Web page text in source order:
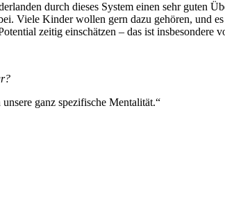
durch dieses System einen sehr guten
Viele Kinder wollen gern dazu gehören, und
zeitig einschätzen – das ist insbesondere
ganz spezifische Mentalität.“